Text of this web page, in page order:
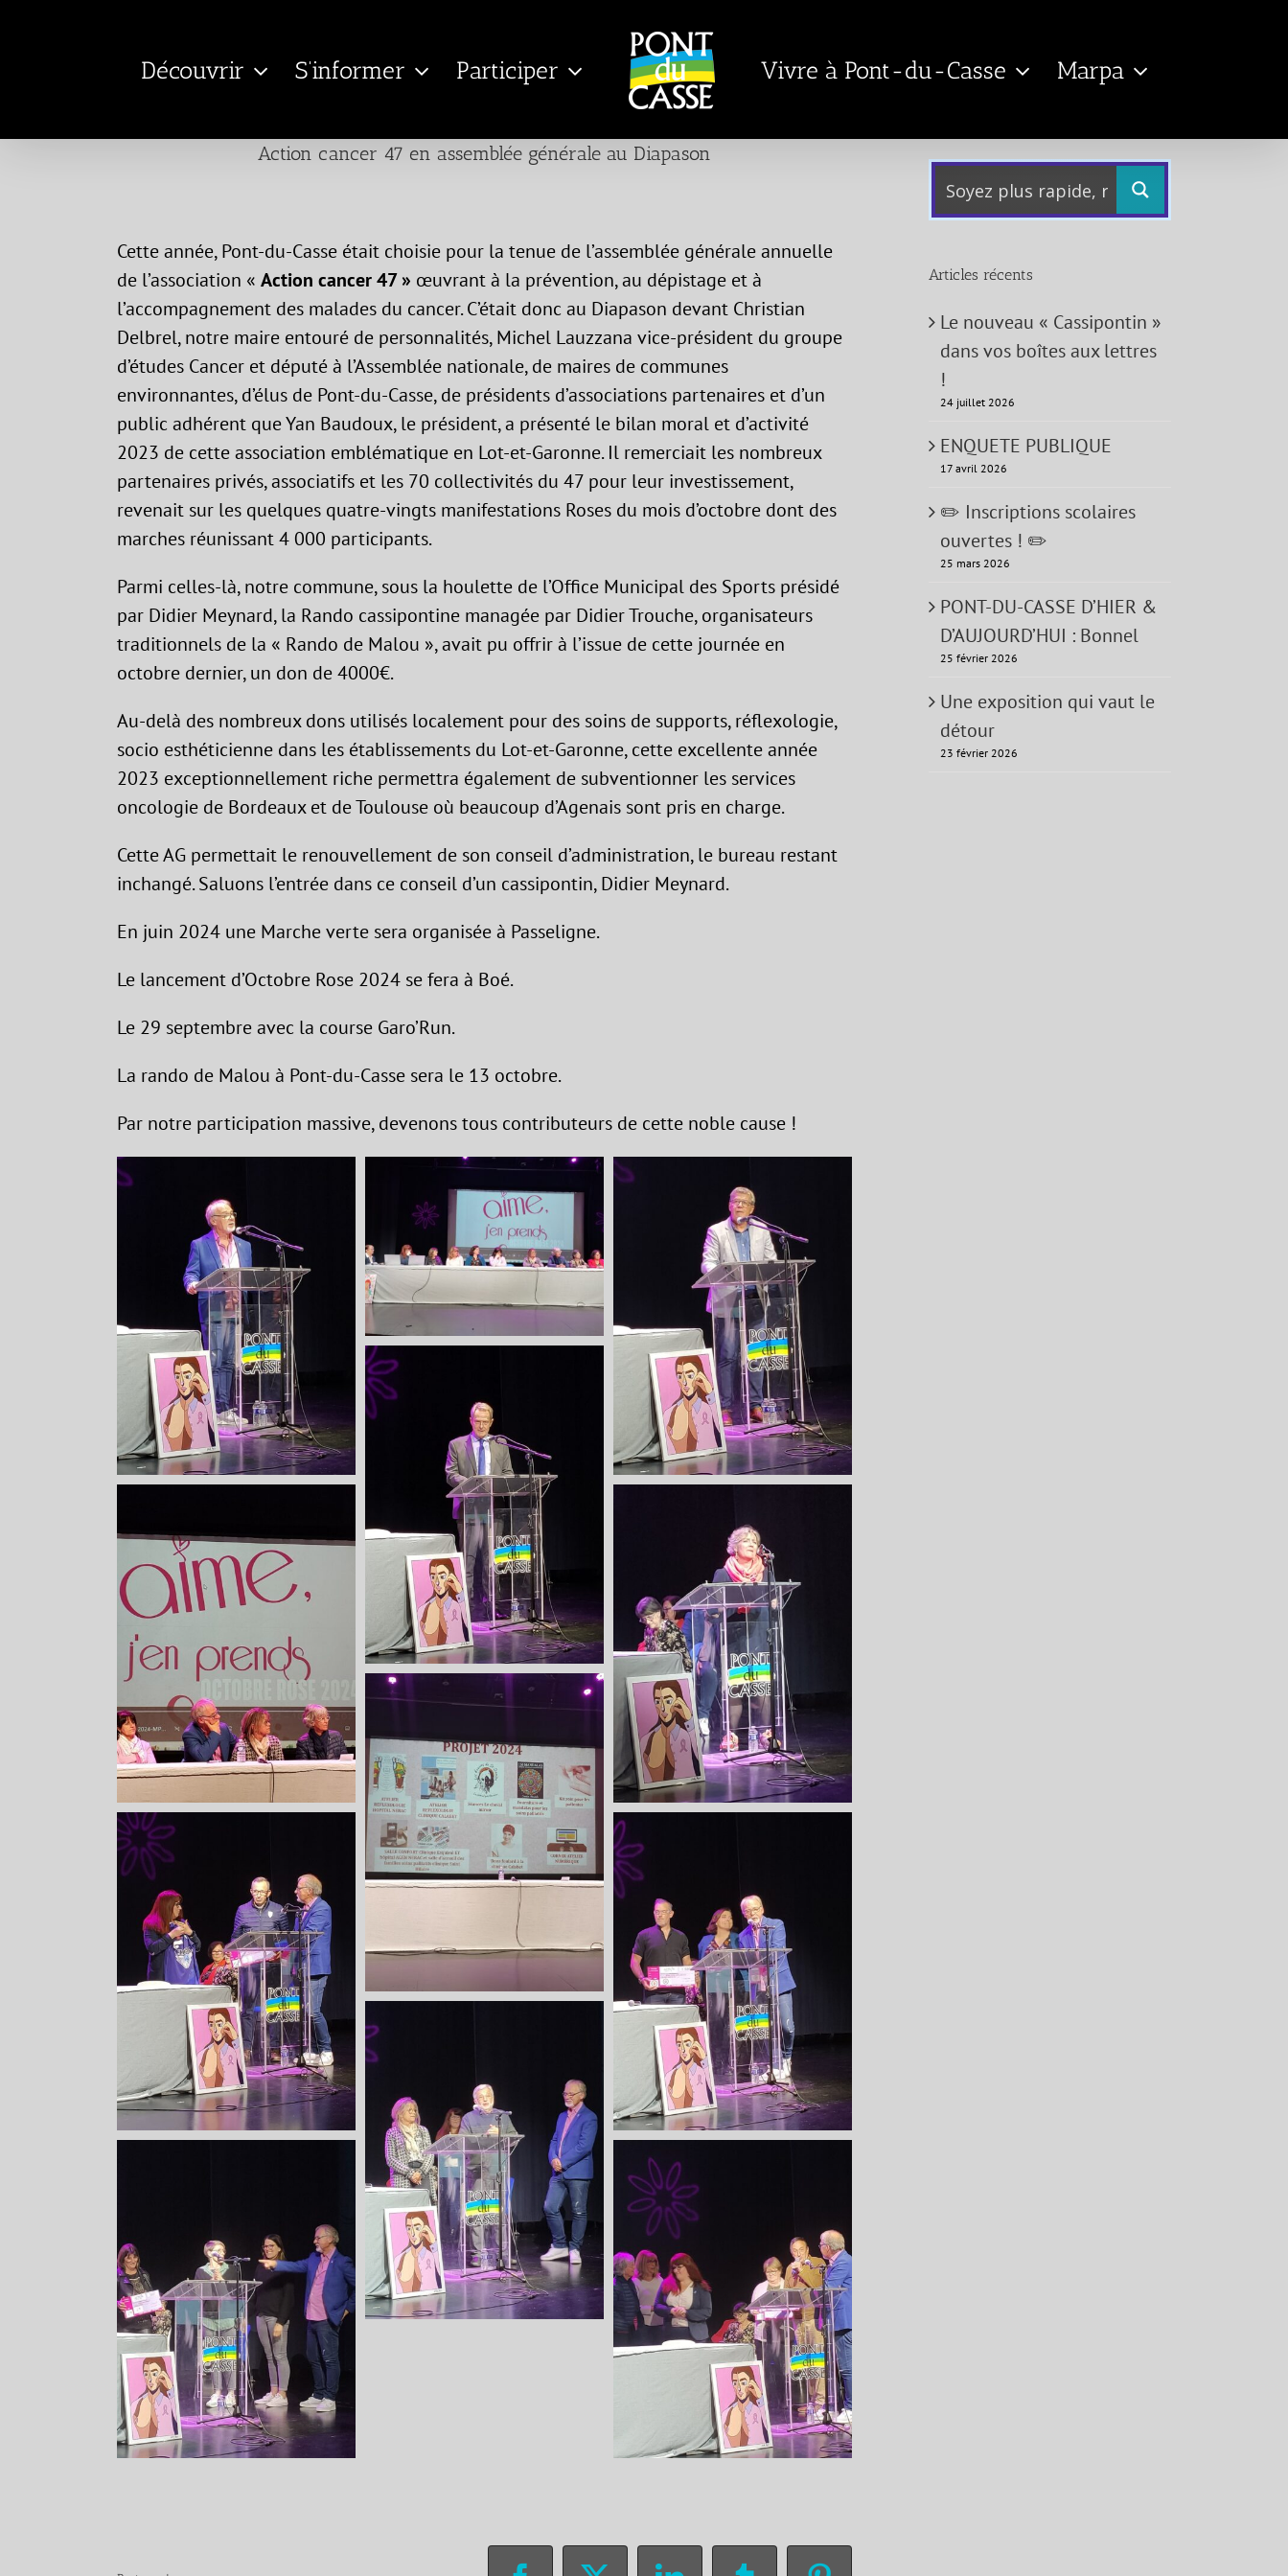
Découvrir S’informer Participer Vivre à Pont-du-Casse Marpa
Action cancer 47 en assemblée générale au Diapason
Cette année, Pont-du-Casse était choisie pour la tenue de l’assemblée générale annuelle
de l’association « Action cancer 47 » œuvrant à la prévention, au dépistage et à
l’accompagnement des malades du cancer. C’était donc au Diapason devant Christian
Delbrel, notre maire entouré de personnalités, Michel Lauzzana vice-président du groupe
d’études Cancer et député à l’Assemblée nationale, de maires de communes
environnantes, d’élus de Pont-du-Casse, de présidents d’associations partenaires et d’un
public adhérent que Yan Baudoux, le président, a présenté le bilan moral et d’activité
2023 de cette association emblématique en Lot-et-Garonne. Il remerciait les nombreux
partenaires privés, associatifs et les 70 collectivités du 47 pour leur investissement,
revenait sur les quelques quatre-vingts manifestations Roses du mois d’octobre dont des
marches réunissant 4 000 participants.
Parmi celles-là, notre commune, sous la houlette de l’Office Municipal des Sports présidé
par Didier Meynard, la Rando cassipontine managée par Didier Trouche, organisateurs
traditionnels de la « Rando de Malou », avait pu offrir à l’issue de cette journée en
octobre dernier, un don de 4000€.
Au-delà des nombreux dons utilisés localement pour des soins de supports, réflexologie,
socio esthéticienne dans les établissements du Lot-et-Garonne, cette excellente année
2023 exceptionnellement riche permettra également de subventionner les services
oncologie de Bordeaux et de Toulouse où beaucoup d’Agenais sont pris en charge.
Cette AG permettait le renouvellement de son conseil d’administration, le bureau restant
inchangé. Saluons l’entrée dans ce conseil d’un cassipontin, Didier Meynard.
En juin 2024 une Marche verte sera organisée à Passeligne.
Le lancement d’Octobre Rose 2024 se fera à Boé.
Le 29 septembre avec la course Garo’Run.
La rando de Malou à Pont-du-Casse sera le 13 octobre.
Par notre participation massive, devenons tous contributeurs de cette noble cause !
Articles récents
Le nouveau « Cassipontin »
dans vos boîtes aux lettres
!
24 juillet 2026
ENQUETE PUBLIQUE
17 avril 2026
✏️ Inscriptions scolaires
ouvertes ! ✏️
25 mars 2026
PONT-DU-CASSE D’HIER &
D’AUJOURD’HUI : Bonnel
25 février 2026
Une exposition qui vaut le
détour
23 février 2026